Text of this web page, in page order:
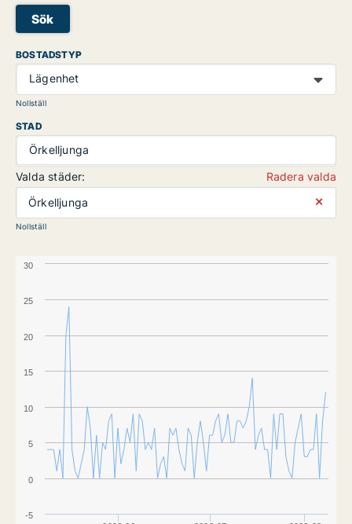
Sök
BOSTADSTYP
Lägenhet
Nollställ
STAD
Örkelljunga
Valda städer:
Radera valda
Örkelljunga
⨯
Nollställ
-5
0
5
10
15
20
25
30